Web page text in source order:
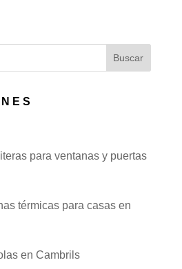
para ventanas y puertas
térmicas para casas en
en Cambrils